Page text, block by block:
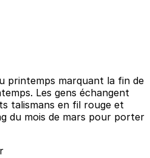
printemps marquant la fin de
Les gens échangent
talismans en fil rouge et
du mois de mars pour porter